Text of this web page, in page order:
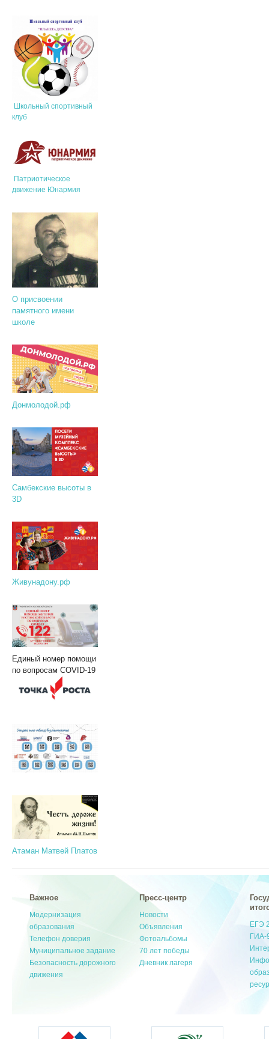
Школьный спортивный
клуб
Патриотическое
движение Юнармия
О присвоении
памятного имени
школе
Донмолодой.рф
Самбекские высоты в
3D
Живунадону.рф
Единый номер помощи
по вопросам COVID-19
Атаман Матвей Платов
Важное
Модернизация
образования
Телефон доверия
Муниципальное задание
Безопасность дорожного
движения
Пресс-центр
Новости
Объявления
Фотоальбомы
70 лет победы
Дневник лагеря
ЕГЭ
ГИА-